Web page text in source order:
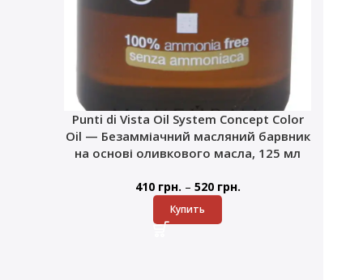
Punti di Vista Oil System Concept Color
Oil — Безамміачний масляний барвник
на основі оливкового масла, 125 мл
410 грн. – 520 грн.
Купить